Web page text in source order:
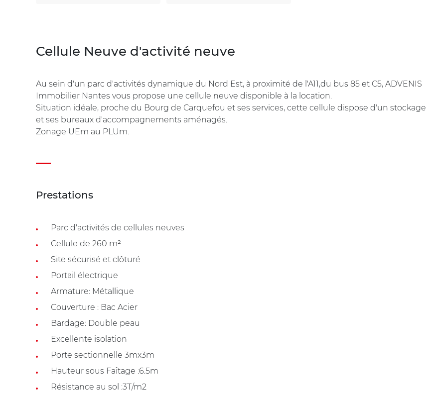
Cellule Neuve d'activité neuve
Au sein d'un parc d'activités dynamique du Nord Est, à proximité de l'A11,du bus 85 et C5, ADVENIS
Immobilier Nantes vous propose une cellule neuve disponible à la location.
Situation idéale, proche du Bourg de Carquefou et ses services, cette cellule dispose d'un stockage
et ses bureaux d'accompagnements aménagés.
Zonage UEm au PLUm.
Prestations
Parc d'activités de cellules neuves
Cellule de 260 m²
Site sécurisé et clôturé
Portail électrique
Armature: Métallique
Couverture : Bac Acier
Bardage: Double peau
Excellente isolation
Porte sectionnelle 3mx3m
Hauteur sous Faîtage :6.5m
Résistance au sol :3T/m2